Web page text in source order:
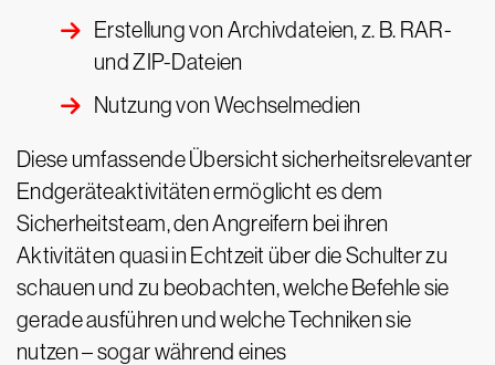
Erstellung von Archivdateien, z. B. RAR-
und ZIP-Dateien
Nutzung von Wechselmedien
Diese umfassende Übersicht sicherheitsrelevanter
Endgeräteaktivitäten ermöglicht es dem
Sicherheitsteam, den Angreifern bei ihren
Aktivitäten quasi in Echtzeit über die Schulter zu
schauen und zu beobachten, welche Befehle sie
gerade ausführen und welche Techniken sie
nutzen – sogar während eines